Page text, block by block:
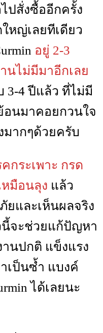
ปสั่งซื้ออีกครั้ง
หญ่เลยทีเดียว
อยู่ 2-3
นไม่มีมาอีกเลย
3-4 ปีแล้ว ที่ไม่มี
อนมาคอยกวนใจ
มากๆด้วยครับ
กระเพาะ กรด
หมือนลุง แล้ว
ยและเห็นผลจริง
นี้จะช่วยแก้ปัญหา
นปกติ แข็งแรง
เป็นซ้ำ แบงค์
ได้เลยนะ